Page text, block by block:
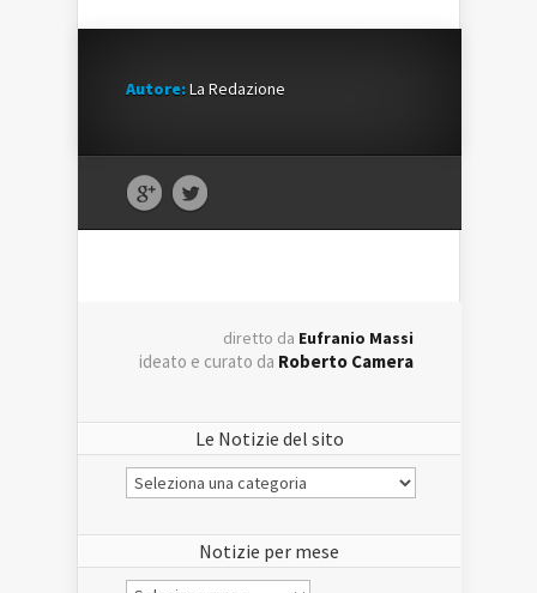
Autore:La Redazione
diretto da Eufranio Massi
ideato e curato da Roberto Camera
Le Notizie del sito
Le
Notizie
Notizie per mese
Notizie